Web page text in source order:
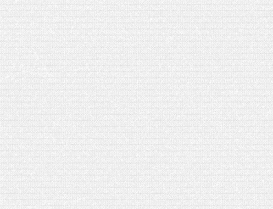
BIOTYFULL BOX DES MOIS DE FÉVRIER ET
MARS 2024 FEAT. AKILA
[VIDÉO] LA SÉLECTION DU MOIS
#JANVIER2024
[VIDÉO] HELLOFRESH #34 : IDÉES
RECETTES RISOTTO